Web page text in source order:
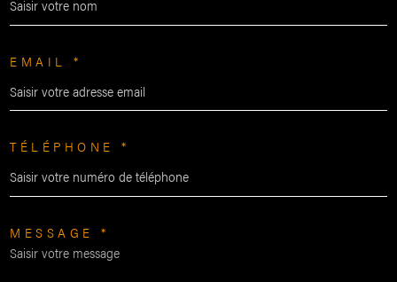
EMAIL *
TÉLÉPHONE *
MESSAGE *